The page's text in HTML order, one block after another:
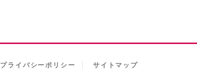
プライバシーポリシー サイトマップ